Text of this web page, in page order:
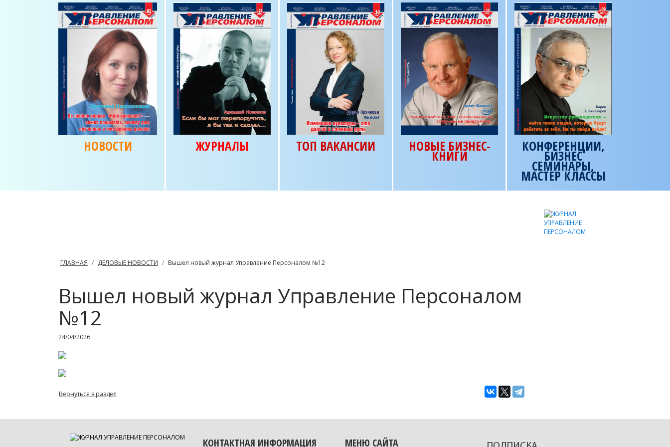
НОВОСТИ ЖУРНАЛЫ ТОП ВАКАНСИИ НОВЫЕ БИЗНЕС-
КНИГИ
КОНФЕРЕНЦИИ,
БИЗНЕС
СЕМИНАРЫ,
МАСТЕР КЛАССЫ
ГЛАВНАЯ ДЕЛОВЫЕ НОВОСТИ Вышел новый журнал Управление Персоналом №12
Вышел новый журнал Управление Персоналом
№12
24/04/2026
Вернуться в раздел
КОНТАКТНАЯ ИНФОРМАЦИЯ МЕНЮ САЙТА